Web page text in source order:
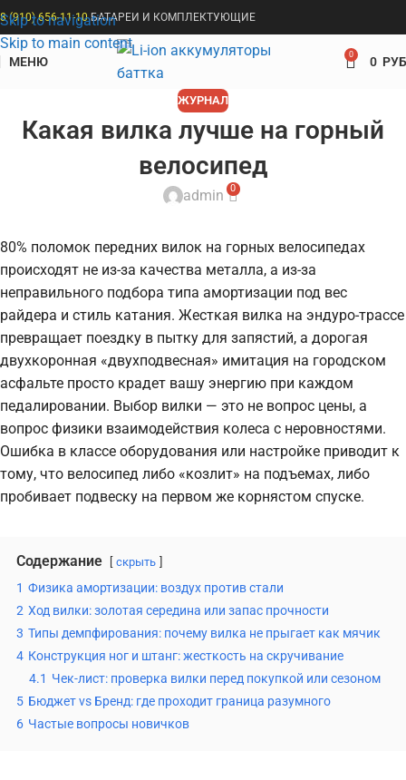
Skip to navigation
Skip to main content
8 (910) 656-11-10БАТАРЕИ И КОМПЛЕКТУЮЩИЕ
МЕНЮ 0 0
ЖУРНАЛ
Какая вилка лучше на горный
велосипед
admin 0
80% поломок передних вилок на горных велосипедах
происходят не из-за качества металла, а из-за
неправильного подбора типа амортизации под вес
райдера и стиль катания. Жесткая вилка на эндуро-трассе
превращает поездку в пытку для запястий, а дорогая
двухкоронная «двухподвесная» имитация на городском
асфальте просто крадет вашу энергию при каждом
педалировании. Выбор вилки — это не вопрос цены, а
вопрос физики взаимодействия колеса с неровностями.
Ошибка в классе оборудования или настройке приводит к
тому, что велосипед либо «козлит» на подъемах, либо
пробивает подвеску на первом же корнястом спуске.
Содержание скрыть
1 Физика амортизации: воздух против стали
2 Ход вилки: золотая середина или запас прочности
3 Типы демпфирования: почему вилка не прыгает как мячик
4 Конструкция ног и штанг: жесткость на скручивание
4.1 Чек-лист: проверка вилки перед покупкой или сезоном
5 Бюджет vs Бренд: где проходит граница разумного
6 Частые вопросы новичков